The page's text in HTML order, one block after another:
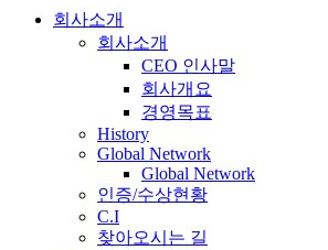
회사소개
회사소개
CEO 인사말
회사개요
경영목표
History
Global Network
Global Network
인증/수상현황
C.I
찾아오시는 길